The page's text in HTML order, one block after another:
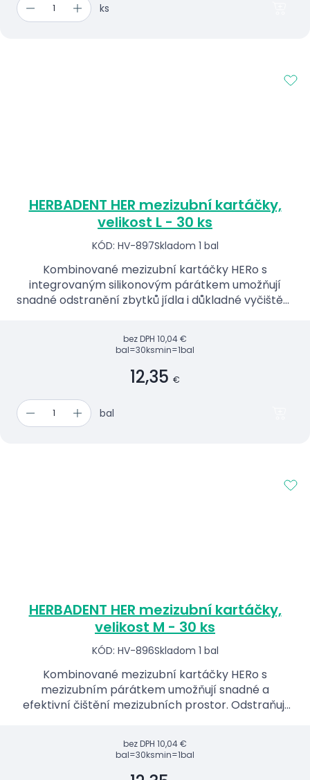
ks
HERBADENT HER mezizubní kartáčky,
velikost L - 30 ks
KÓD: HV-897Skladom 1 bal
Kombinované mezizubní kartáčky HERo s
integrovaným silikonovým párátkem umožňují
snadné odstranění zbytků jídla i důkladné vyčištění
bez DPH 10,04 €
bal=30ksmin=1bal
12,35 €
bal
HERBADENT HER mezizubní kartáčky,
velikost M - 30 ks
KÓD: HV-896Skladom 1 bal
Kombinované mezizubní kartáčky HERo s
mezizubním párátkem umožňují snadné a
efektivní čištění mezizubních prostor. Odstraňují
bez DPH 10,04 €
bal=30ksmin=1bal